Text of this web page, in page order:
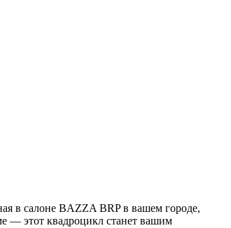
в салоне BAZZA BRP в вашем городе,
— этот квадроцикл станет вашим